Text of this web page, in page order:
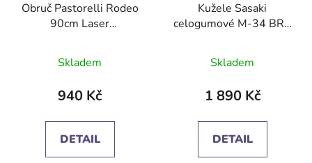
Obruč Pastorelli Rodeo
90cm Laser
Skladem
940 Kč
DETAIL
Kužele Sasaki
celogumové M-34 BRY
hodnocení
produktu
4,0
z
Skladem
1 890 Kč
DETAIL